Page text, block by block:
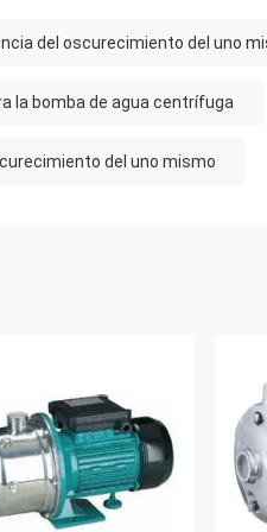
del oscurecimiento del uno
la bomba de agua centrífuga
del uno mismo